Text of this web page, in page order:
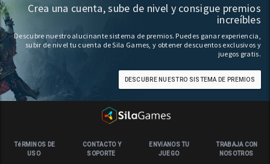
Crea una cuenta, sube de nivel y consigue premios
increíbles
Descubre nuestro alucinante sistema de premios. Puedes ganar experiencia,
subir de nivel tu cuenta de Sila Games, y obtener descuentos exclusivos y
juegos gratis.
DESCUBRE NUESTRO SISTEMA DE PREMIOS
TéRMINOS DE
USO
CONTACTO Y
SOPORTE
ENVíANOS TU
JUEGO
TRABAJA CON
NOSOTROS